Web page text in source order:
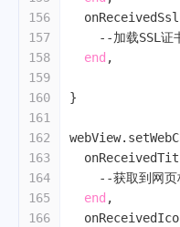
156
157
158
159
160
161
162
163
164
165
166
--加载SSL证
end ,
}
--获取到网页
end ,